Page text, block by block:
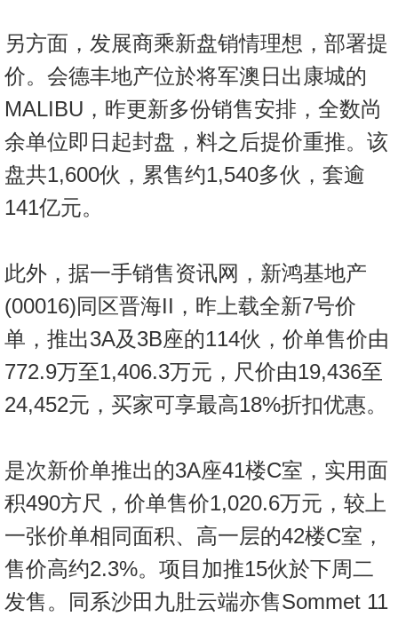
置
业
手
关
於
我
另方面，发展商乘新盘销情理想，部署提
价。会德丰地产位於将军澳日出康城的
MALIBU，昨更新多份销售安排，全数尚
余单位即日起封盘，料之后提价重推。该
盘共1,600伙，累售约1,540多伙，套逾
141亿元。
此外，据一手销售资讯网，新鸿基地产
(00016)同区晋海II，昨上载全新7号价
单，推出3A及3B座的114伙，价单售价由
772.9万至1,406.3万元，尺价由19,436至
24,452元，买家可享最高18%折扣优惠。
是次新价单推出的3A座41楼C室，实用面
积490方尺，价单售价1,020.6万元，较上
一张价单相同面积、高一层的42楼C室，
售价高约2.3%。项目加推15伙於下周二
发售。同系沙田九肚云端亦售Sommet 11